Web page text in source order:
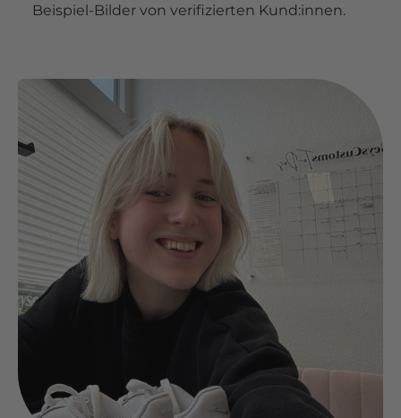
Beispiel-Bilder von verifizierten Kund:innen.